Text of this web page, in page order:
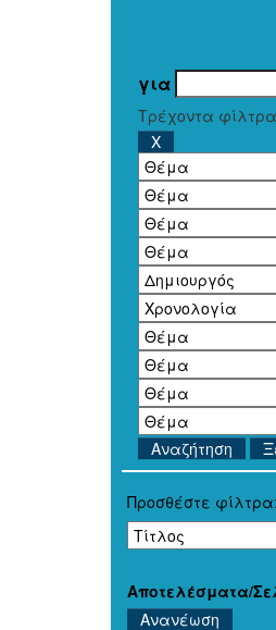
για
Τρέχοντα
Προσθέστε φίλτρα:
Αποτελέσματα/